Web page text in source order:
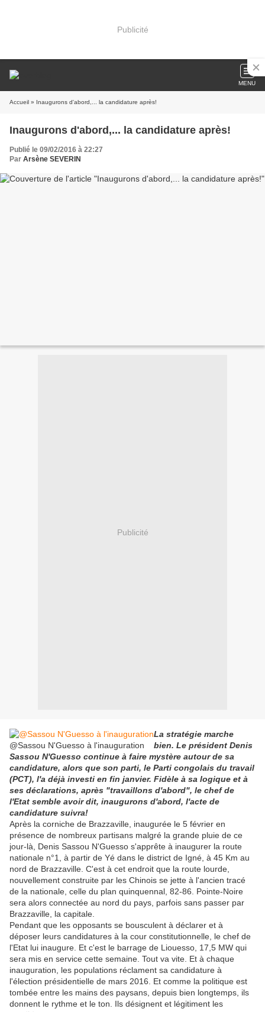
Publicité
MENU
Accueil » Inaugurons d'abord,... la candidature après!
Inaugurons d'abord,... la candidature après!
Publié le 09/02/2016 à 22:27
Par Arsène SEVERIN
Publicité
@Sassou N'Guesso à l'inauguration
La stratégie marche
bien. Le président Denis
Sassou N'Guesso continue à faire mystère autour de sa
candidature, alors que son parti, le Parti congolais du travail
(PCT), l'a déjà investi en fin janvier. Fidèle à sa logique et à
ses déclarations, après "travaillons d'abord", le chef de
l'Etat semble avoir dit, inaugurons d'abord, l'acte de
candidature suivra!
Après la corniche de Brazzaville, inaugurée le 5 février en
présence de nombreux partisans malgré la grande pluie de ce
jour-là, Denis Sassou N'Guesso s'apprête à inaugurer la route
nationale n°1, à partir de Yé dans le district de Igné, à 45 Km au
nord de Brazzaville. C'est à cet endroit que la route lourde,
nouvellement construite par les Chinois se jette à l'ancien tracé
de la nationale, celle du plan quinquennal, 82-86. Pointe-Noire
sera alors connectée au nord du pays, parfois sans passer par
Brazzaville, la capitale.
Pendant que les opposants se bousculent à déclarer et à
déposer leurs candidatures à la cour constitutionnelle, le chef de
l'Etat lui inaugure. Et c'est le barrage de Liouesso, 17,5 MW qui
sera mis en service cette semaine. Tout va vite. Et à chaque
inauguration, les populations réclament sa candidature à
l'élection présidentielle de mars 2016. Et comme la politique est
tombée entre les mains des paysans, depuis bien longtemps, ils
donnent le rythme et le ton. Ils désignent et légitiment les